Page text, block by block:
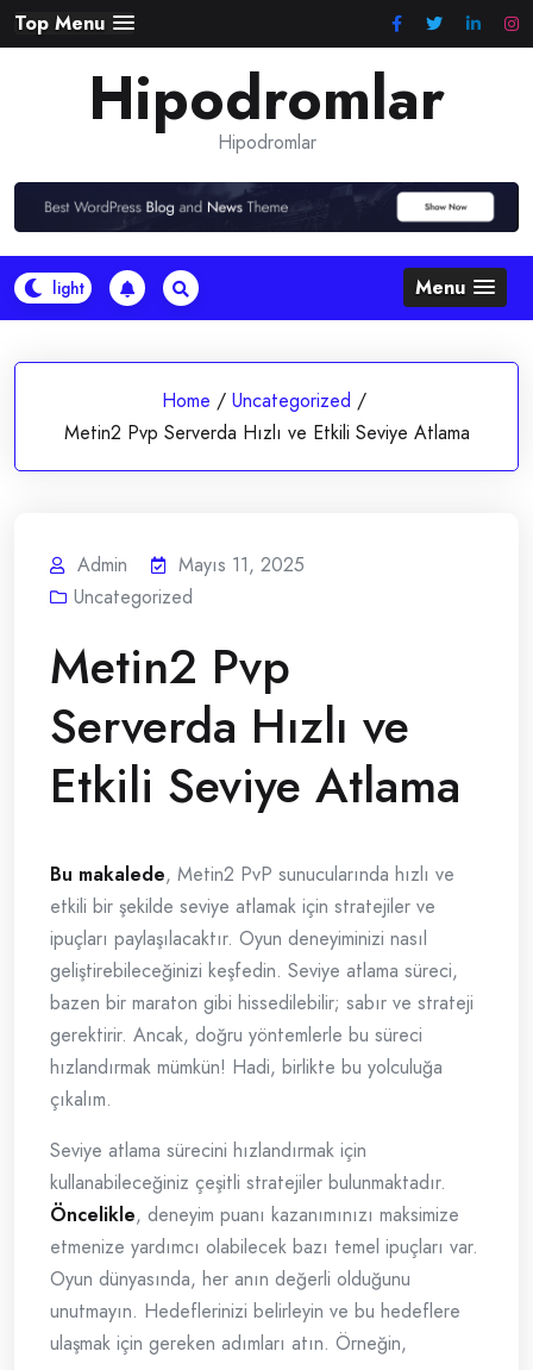
Skip
to
Top Menu
Hipodromlar
Hipodromlar
Menu
Home / Uncategorized /
Metin2 Pvp Serverda Hızlı ve Etkili Seviye Atlama
Admin
Mayıs 11, 2025
Uncategorized
Metin2 Pvp
Serverda Hızlı ve
Etkili Seviye Atlama
Bu makalede, Metin2 PvP sunucularında hızlı ve
etkili bir şekilde seviye atlamak için stratejiler ve
ipuçları paylaşılacaktır. Oyun deneyiminizi nasıl
geliştirebileceğinizi keşfedin. Seviye atlama süreci,
bazen bir maraton gibi hissedilebilir; sabır ve strateji
gerektirir. Ancak, doğru yöntemlerle bu süreci
hızlandırmak mümkün! Hadi, birlikte bu yolculuğa
çıkalım.
Seviye atlama sürecini hızlandırmak için
kullanabileceğiniz çeşitli stratejiler bulunmaktadır.
Öncelikle, deneyim puanı kazanımınızı maksimize
etmenize yardımcı olabilecek bazı temel ipuçları var.
Oyun dünyasında, her anın değerli olduğunu
unutmayın. Hedeflerinizi belirleyin ve bu hedeflere
ulaşmak için gereken adımları atın. Örneğin,